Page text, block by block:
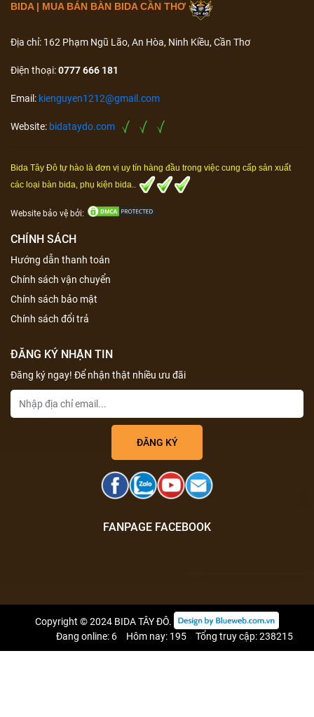
BIDA | MUA BÁN BÀN BIDA CẦN THƠ
Địa chỉ: 162 Phạm Ngũ Lão, An Hòa, Ninh Kiều, Cần Thơ
Điện thoại:0777 666 181
Email: kienguyen1212@gmail.com
Website: bidataydo.com
Bida Tây Đô tự hào là đơn vị uy tín hàng đầu trong việc cung cấp sản xuất
các loại bàn bida, phụ kiện bida..
Website bảo vệ bởi:
CHÍNH SÁCH
Hướng dẫn thanh toán
Chính sách vận chuyển
Chính sách bảo mật
Chính sách đổi trả
ĐĂNG KÝ NHẬN TIN
Đăng ký ngay! Để nhận thật nhiều ưu đãi
FANPAGE FACEBOOK
Copyright © 2024 BIDA TÂY ĐÔ.
Đang online: 6
Hôm nay: 195 Tổng truy cập: 238215